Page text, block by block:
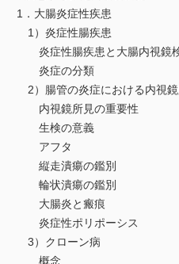
1．大腸炎症性疾患
1）炎症性腸疾患
炎症性腸疾患と大腸内視鏡
炎症の分類
2）腸管の炎症における内視鏡
内視鏡所見の重要性
生検の意義
アフタ
縦走潰瘍の鑑別
輪状潰瘍の鑑別
大腸炎と瘢痕
炎症性ポリポーシス
3）クローン病
概念